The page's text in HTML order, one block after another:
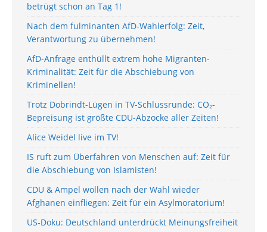
betrügt schon an Tag 1!
Nach dem fulminanten AfD-Wahlerfolg: Zeit,
Verantwortung zu übernehmen!
AfD-Anfrage enthüllt extrem hohe Migranten-
Kriminalität: Zeit für die Abschiebung von
Kriminellen!
Trotz Dobrindt-Lügen in TV-Schlussrunde: CO₂-
Bepreisung ist größte CDU-Abzocke aller Zeiten!
Alice Weidel live im TV!
IS ruft zum Überfahren von Menschen auf: Zeit für
die Abschiebung von Islamisten!
CDU & Ampel wollen nach der Wahl wieder
Afghanen einfliegen: Zeit für ein Asylmoratorium!
US-Doku: Deutschland unterdrückt Meinungsfreiheit